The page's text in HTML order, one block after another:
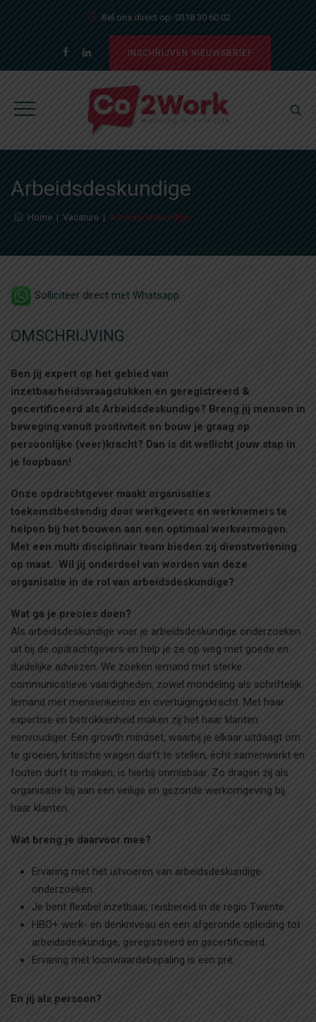
Bel ons direct op: 0318 30 60 02
INSCHRIJVEN NIEUWSBRIEF
Arbeidsdeskundige
Home | Vacature | Arbeidsdeskundige
Solliciteer direct met Whatsapp
OMSCHRIJVING
Ben jij expert op het gebied van
inzetbaarheidsvraagstukken en geregistreerd &
gecertificeerd als Arbeidsdeskundige? Breng jij mensen in
beweging vanuit positiviteit en bouw je graag op
persoonlijke (veer)kracht? Dan is dit wellicht jouw stap in
je loopbaan!
Onze opdrachtgever maakt organisaties
toekomstbestendig door werkgevers en werknemers te
helpen bij het bouwen aan een optimaal werkvermogen.
Met een multi disciplinair team bieden zij dienstverlening
op maat. Wil jij onderdeel van worden van deze
organisatie in de rol van arbeidsdeskundige?
Wat ga je precies doen?
Als arbeidsdeskundige voer je arbeidsdeskundige onderzoeken
uit bij de opdrachtgevers en help je ze op weg met goede en
duidelijke adviezen. We zoeken iemand met sterke
communicatieve vaardigheden, zowel mondeling als schriftelijk.
Iemand met mensenkennis en overtuigingskracht. Met haar
expertise en betrokkenheid maken zij het haar klanten
eenvoudiger. Een growth mindset, waarbij je elkaar uitdaagt om
te groeien, kritische vragen durft te stellen, écht samenwerkt en
fouten durft te maken, is hierbij onmisbaar. Zo dragen zij als
organisatie bij aan een veilige en gezonde werkomgeving bij
haar klanten.
Wat breng je daarvoor mee?
Ervaring met het uitvoeren van arbeidsdeskundige
onderzoeken.
Je bent flexibel inzetbaar, reisbereid in de regio Twente.
HBO+ werk- en denkniveau en een afgeronde opleiding tot
arbeidsdeskundige, geregistreerd en gecertificeerd.
Ervaring met loonwaardebepaling is een pré.
En jij als persoon?